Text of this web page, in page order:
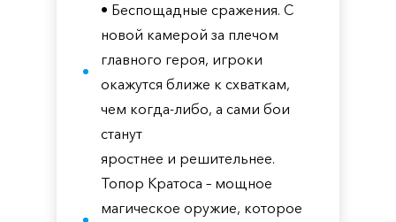
• Беспощадные сражения. С
новой камерой за плечом
главного героя, игроки
окажутся ближе к схваткам,
чем когда-либо, а сами бои
станут
яростнее и решительнее.
Топор Кратоса – мощное
магическое оружие, которое